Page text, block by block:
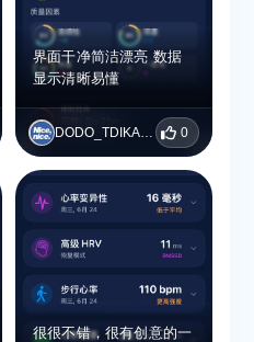
界面干净简洁漂亮 数据
显示清晰易懂
DODO_TDIKAKVF 0
很很不错，很有创意的一